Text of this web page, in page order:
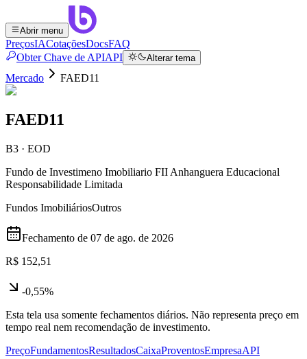
Abrir menu
PreçosIACotaçõesDocsFAQ
Obter Chave de APIAPI Alterar tema
Mercado FAED11
FAED11
B3 · EOD
Fundo de Investimeno Imobiliario FII Anhanguera Educacional
Responsabilidade Limitada
Fundos ImobiliáriosOutros
Fechamento de 07 de ago. de 2026
R$ 152,51
-0,55%
Esta tela usa somente fechamentos diários. Não representa preço em
tempo real nem recomendação de investimento.
PreçoFundamentosResultadosCaixaProventosEmpresaAPI